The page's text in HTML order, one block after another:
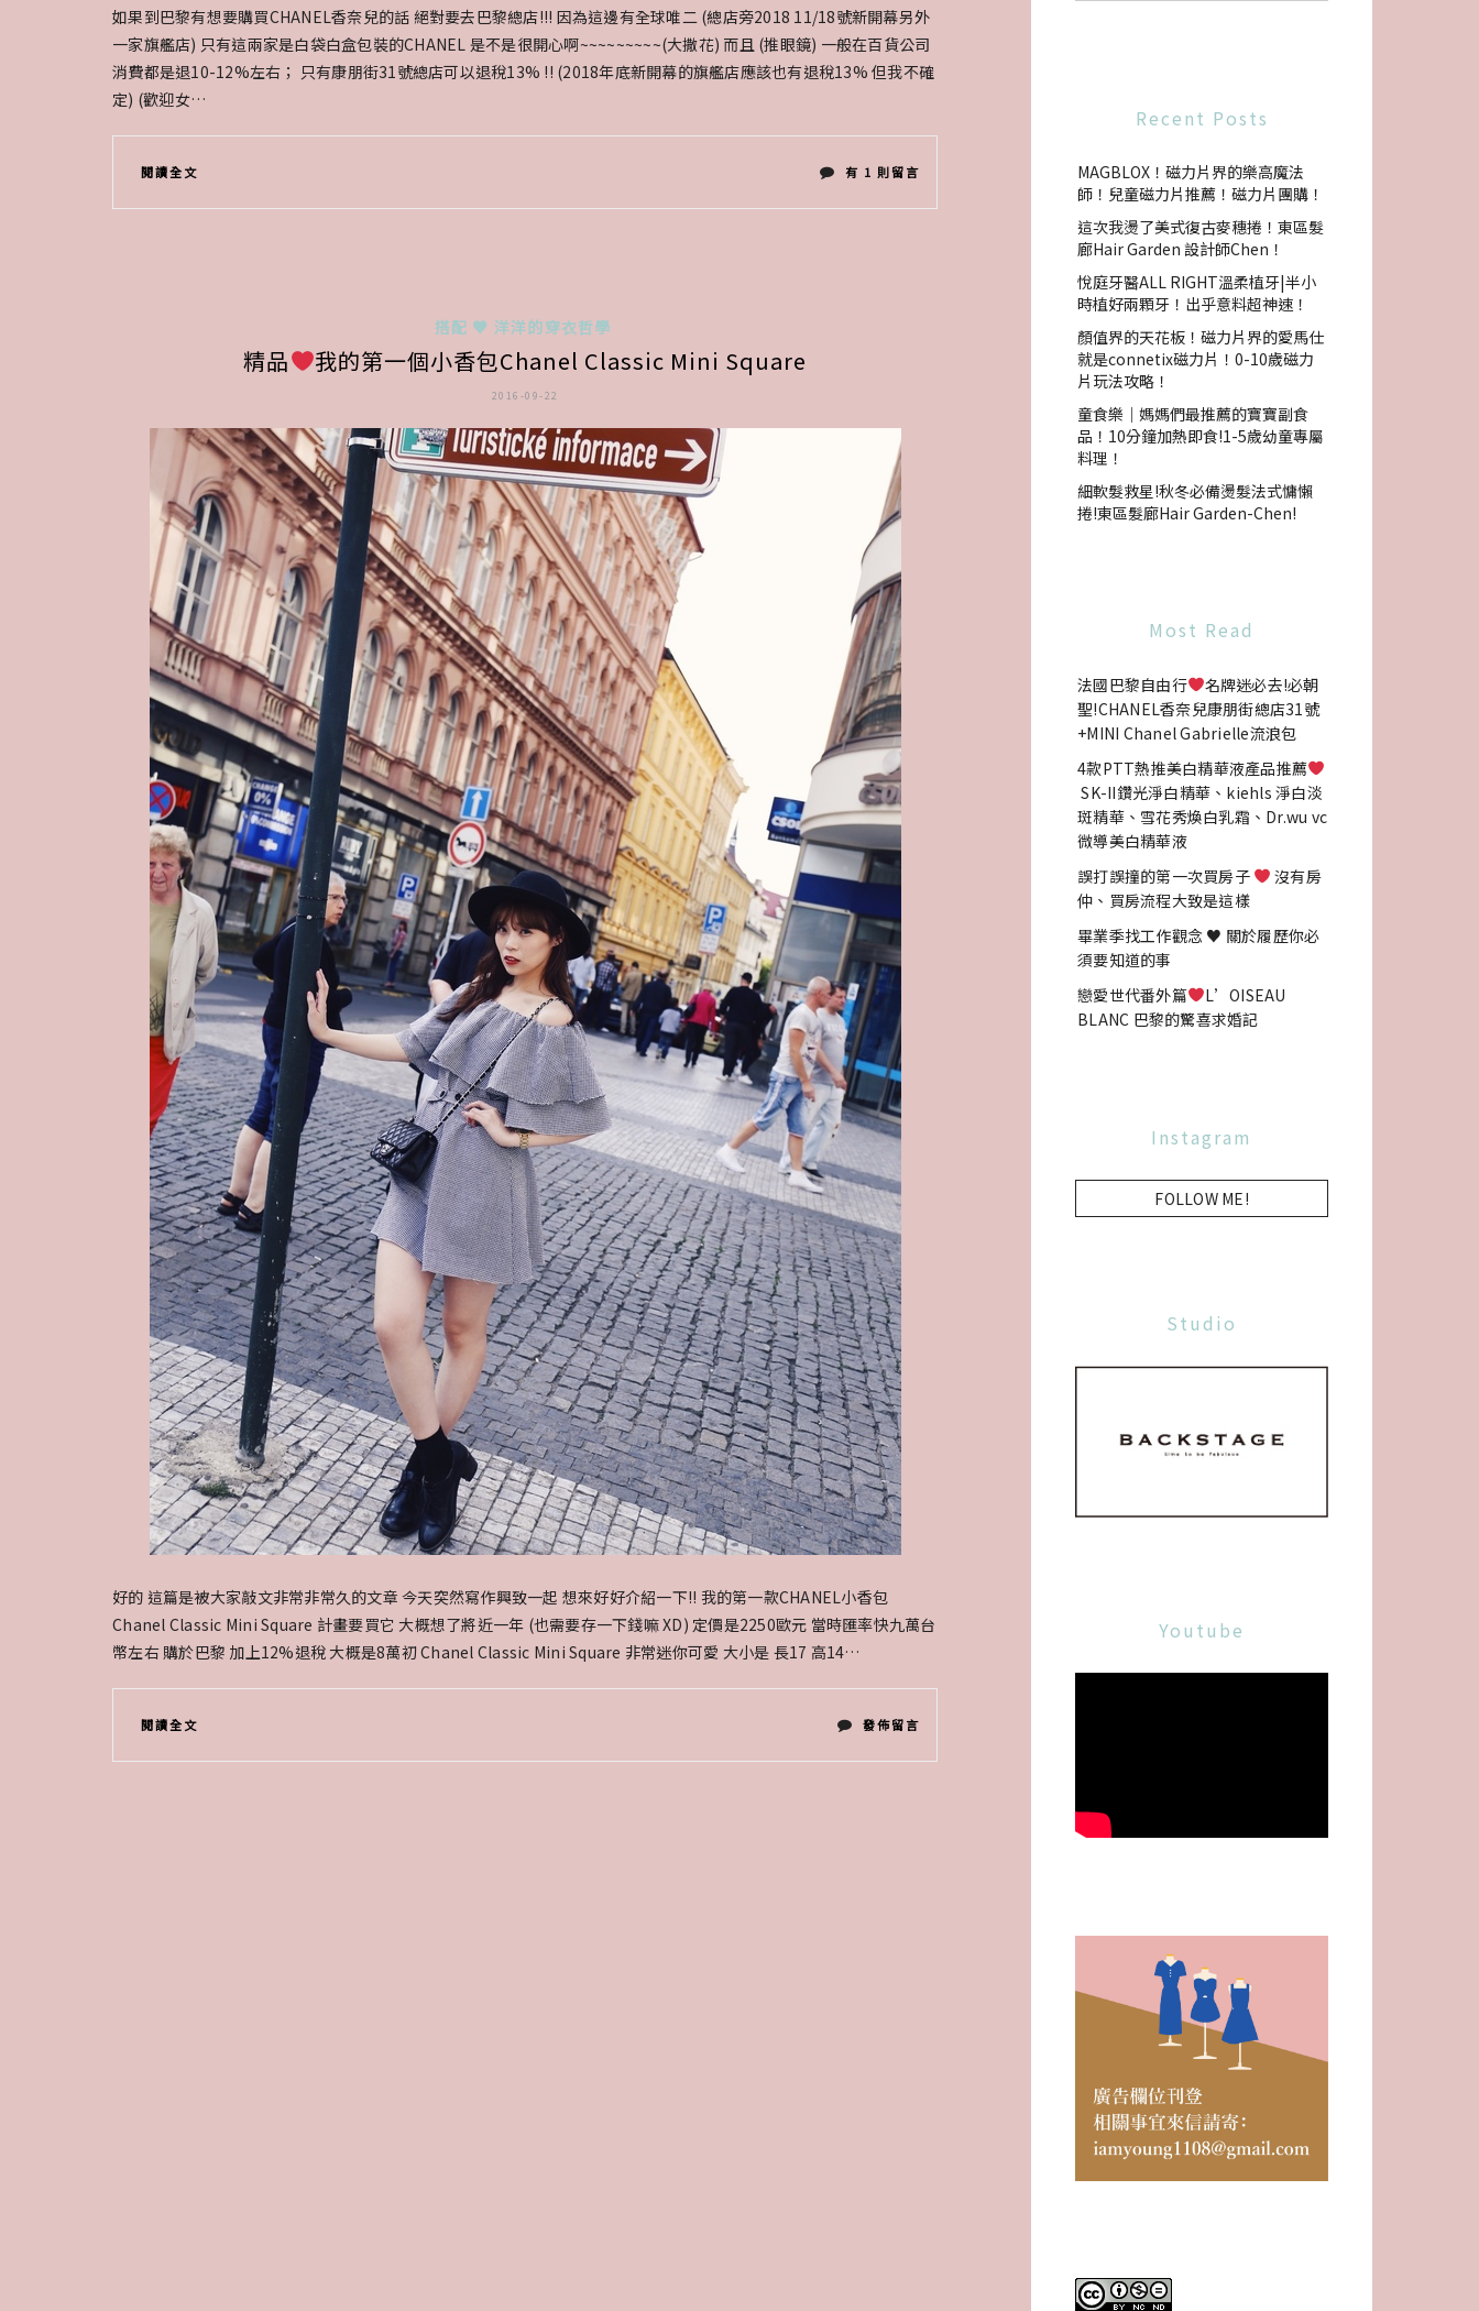
如果到巴黎有想要購買CHANEL香奈兒的話 絕對要去巴黎總店!!! 因為這邊有全球唯二 (總店旁2018 11/18號新開幕另外
一家旗艦店) 只有這兩家是白袋白盒包裝的CHANEL 是不是很開心啊~~~~~~~~~(大撒花) 而且 (推眼鏡) 一般在百貨公司
消費都是退10-12%左右； 只有康朋街31號總店可以退稅13% !! (2018年底新開幕的旗艦店應該也有退稅13% 但我不確
定) (歡迎女…
閱讀全文 在
〈法
迷
必
去!
必
朝
聖!CHANEL
香
奈
康
朋
街
總
店
31
號
+MINI
CHANEL
GABRIELLE
流
浪
包〉
中
有 1 則留言
搭配 ♥ 洋洋的穿衣哲學
精品 我的第一個小香包Chanel Classic Mini Square
2016-09-22
好的 這篇是被大家敲文非常非常久的文章 今天突然寫作興致一起 想來好好介紹一下!! 我的第一款CHANEL小香包
Chanel Classic Mini Square 計畫要買它 大概想了將近一年 (也需要存一下錢嘛 XD) 定價是2250歐元 當時匯率快九萬台
幣左右 購於巴黎 加上12%退稅 大概是8萬初 Chanel Classic Mini Square 非常迷你可愛 大小是 長17 高14…
閱讀全文 在
〈精
發佈留言
Recent Posts
MAGBLOX！磁力片界的樂高魔法
師！兒童磁力片推薦！磁力片團購！
這次我燙了美式復古麥穗捲！東區髮
廊Hair Garden 設計師Chen！
悅庭牙醫ALL RIGHT溫柔植牙|半小
時植好兩顆牙！出乎意料超神速！
顏值界的天花板！磁力片界的愛馬仕
就是connetix磁力片！0-10歲磁力
片玩法攻略！
童食樂｜媽媽們最推薦的寶寶副食
品！10分鐘加熱即食!1-5歲幼童專屬
料理！
細軟髮救星!秋冬必備燙髮法式慵懶
捲!東區髮廊Hair Garden-Chen!
Most Read
法國巴黎自由行
名牌迷必去!必朝
聖!CHANEL香奈兒康朋街總店31號
+MINI Chanel Gabrielle流浪包
4款PTT熱推美白精華液產品推薦
SK-II鑽光淨白精華、kiehls 淨白淡
斑精華、雪花秀煥白乳霜、Dr.wu vc
微導美白精華液
誤打誤撞的第一次買房子
沒有房
仲、買房流程大致是這樣
畢業季找工作觀念 ♥ 關於履歷你必
須要知道的事
戀愛世代番外篇
L’OISEAU
BLANC 巴黎的驚喜求婚記
Instagram
FOLLOW ME!
Studio
Youtube